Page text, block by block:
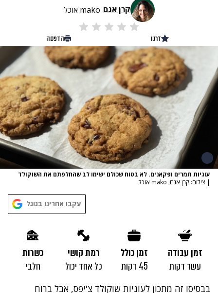
קרן אגם mako אוכל
דרגו הדפסה
עוגיות תמרים ופקאנים. לא בטוח שכולם ישימו לב שהחלפתם את השוקולד
| צילום: קרן אגם, mako אוכל
עקבו אחרינו בגוגל
זמן עבודה
עשר דקות
זמן כולל
45 דקות
רמת קושי
כל אחד יכול
כשרות
חלבי
בבסיסו זה מתכון לעוגיות שוקולד צ'יפס, אבל ברוח